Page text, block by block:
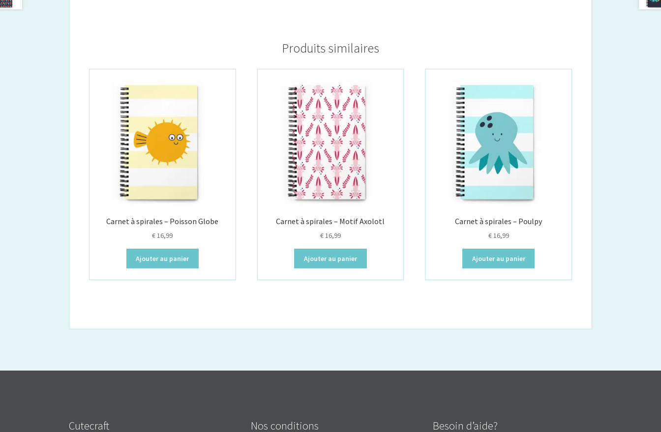
Produits similaires
Carnet à spirales – Poisson Globe
€16,99
Ajouter au panier
Carnet à spirales – Motif Axolotl
€16,99
Ajouter au panier
Carnet à spirales – Poulpy
€16,99
Ajouter au panier
Cutecraft Nos conditions Besoin d’aide?